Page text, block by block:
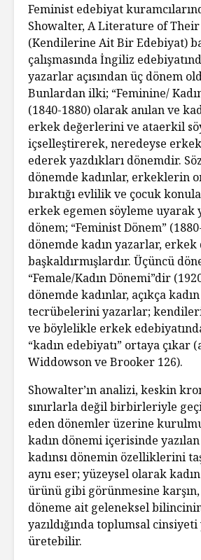
Feminist edebiyat
Showalter, A Literature of
(Kendilerine Ait Bir Edebiyat)
çalışmasında İngiliz
yazarlar açısından üç dönem
Bunlardan ilki; “Feminine/
(1840-1880) olarak anılan ve
erkek değerlerini ve ataerkil
içselleştirerek, neredeyse
ederek yazdıkları dönemdir.
dönemde kadınlar, erkeklerin
bıraktığı evlilik ve çocuk
erkek egemen söyleme uyarak
dönem; “Feminist Dönem”
dönemde kadın yazarlar,
başkaldırmışlardır. Üçüncü
“Female/Kadın Dönemi”dir
dönemde kadınlar, açıkça
tecrübelerini yazarlar;
ve böylelikle erkek
“kadın edebiyatı” ortaya çıkar
Widdowson ve Brooker 126).
Showalter’ın analizi, keskin
sınırlarla değil birbirleriyle
eden dönemler üzerine
kadın dönemi içerisinde
kadınsı dönemin özelliklerini
aynı eser; yüzeysel olarak
ürünü gibi görünmesine karşın,
döneme ait geleneksel
yazıldığında toplumsal
üretebilir.